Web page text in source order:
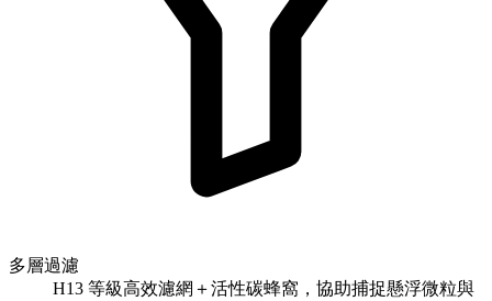
多層過濾
H13 等級高效濾網＋活性碳蜂窩，協助捕捉懸浮微粒與